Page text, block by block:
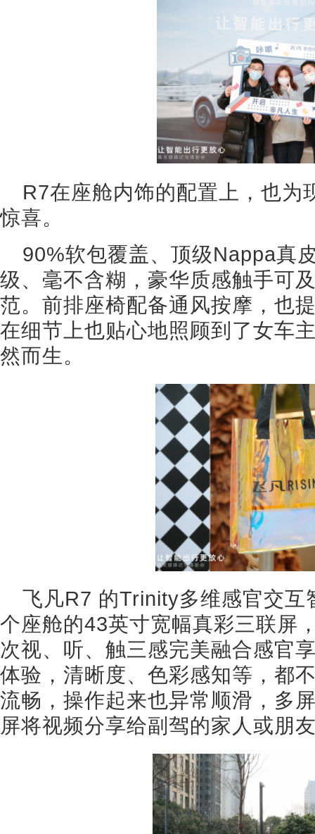
R7在座舱内饰的配置上，也为
惊喜。
90%软包覆盖、顶级Nappa真
级、毫不含糊，豪华质感触手可
范。前排座椅配备通风按摩，也
在细节上也贴心地照顾到了女车
然而生。
飞凡R7 的Trinity多维感官交互
个座舱的43英寸宽幅真彩三联屏
次视、听、触三感完美融合感官
体验，清晰度、色彩感知等，都
流畅，操作起来也异常顺滑，多
屏将视频分享给副驾的家人或朋